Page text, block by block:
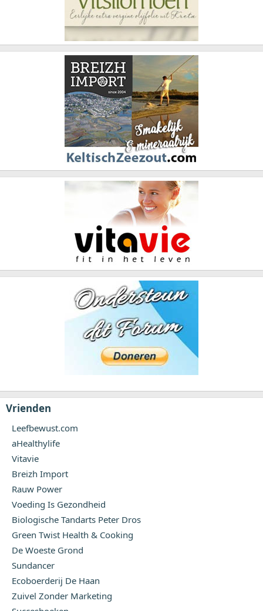
Vrienden
Leefbewust.com
aHealthylife
Vitavie
Breizh Import
Rauw Power
Voeding Is Gezondheid
Biologische Tandarts Peter Dros
Green Twist Health & Cooking
De Woeste Grond
Sundancer
Ecoboerderij De Haan
Zuivel Zonder Marketing